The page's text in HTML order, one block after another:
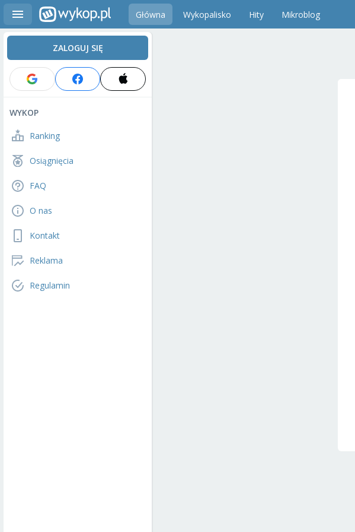
Główna Wykopalisko Hity Mikroblog
ZALOGUJ SIĘ
WYKOP
Ranking
Osiągnięcia
FAQ
O nas
Kontakt
Reklama
Regulamin